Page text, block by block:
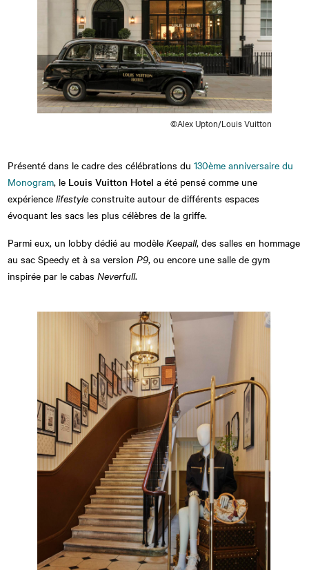
©Alex Upton/Louis Vuitton
Présenté dans le cadre des célébrations du130ème anniversaire du
Monogram, le Louis Vuitton Hotel a été pensé comme une
expériencelifestyle construite autour de différents espaces
évoquant les sacs les plus célèbres de la griffe.
Parmi eux, un lobby dédié au modèleKeepall, des salles en hommage
au sac Speedy et à sa versionP9, ou encore une salle de gym
inspirée par le cabasNeverfull.